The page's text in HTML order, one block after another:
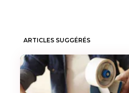
ARTICLES SUGGÉRÉS